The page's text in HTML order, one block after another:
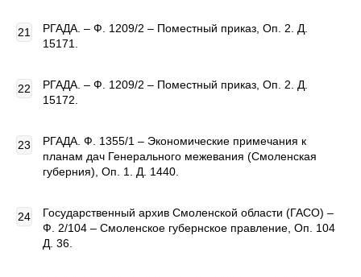
РГАДА. – Ф. 1209/2 – Поместный приказ, Оп. 2. Д.
15171.
РГАДА. – Ф. 1209/2 – Поместный приказ, Оп. 2. Д.
15172.
РГАДА. Ф. 1355/1 – Экономические примечания к
планам дач Генерального межевания (Смоленская
губерния), Оп. 1. Д. 1440.
Государственный архив Смоленской области (ГАСО) –
Ф. 2/104 – Смоленское губернское правление, Оп. 104
Д. 36.